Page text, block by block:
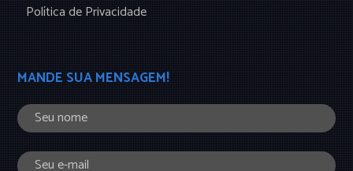
Política de Privacidade
MANDE SUA MENSAGEM!